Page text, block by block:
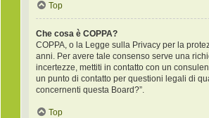
Top
Che cosa è COPPA?
COPPA, o la Legge sulla Privacy per la
anni. Per avere tale consenso serve una
incertezze, mettiti in contatto con un
un punto di contatto per questioni legali di
concernenti questa Board?”.
Top